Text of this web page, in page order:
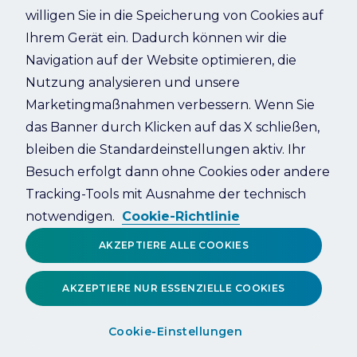
Refresh
willigen Sie in die Speicherung von Cookies auf
Ihrem Gerät ein. Dadurch können wir die
Navigation auf der Website optimieren, die
Nutzung analysieren und unsere
Marketingmaßnahmen verbessern. Wenn Sie
das Banner durch Klicken auf das X schließen,
bleiben die Standardeinstellungen aktiv. Ihr
Besuch erfolgt dann ohne Cookies oder andere
Tracking-Tools mit Ausnahme der technisch
notwendigen. Cookie-Richtlinie
Cookie-Einstellungen
AKZEPTIERE NUR ESSENZIELLE COOKIES
AKZEPTIERE ALLE COOKIES